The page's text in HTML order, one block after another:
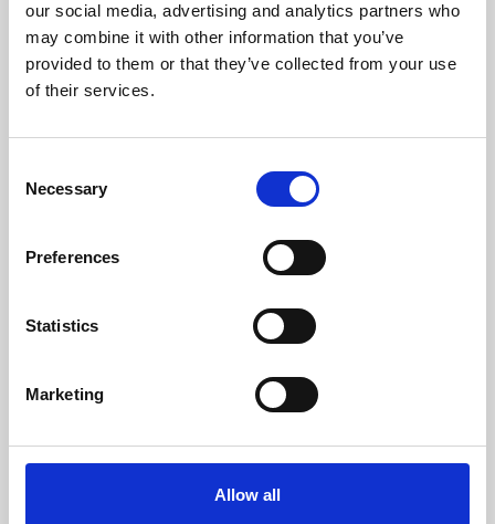
our social media, advertising and analytics partners who
may combine it with other information that you’ve
provided to them or that they’ve collected from your use
of their services.
Selection
Necessary
Preferences
Statistics
Marketing
Allow all
Diámetro da chaminé (mm)
Depressão necessária na chaminé (pa)
80,9 % 2,8 kg/h
máximo